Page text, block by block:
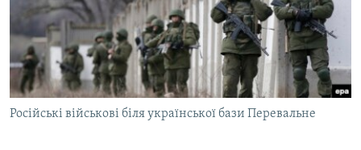
Російські військові біля української бази Перевальне